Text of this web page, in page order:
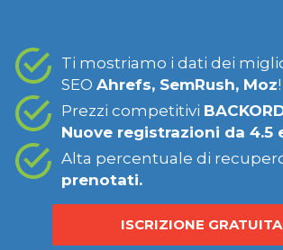
Ti mostriamo i dati dei
SEO Ahrefs, SemRush, Moz!
Prezzi competitivi
Nuove registrazioni da 4.5
Alta percentuale di
prenotati.
ISCRIZIONE GRATUITA